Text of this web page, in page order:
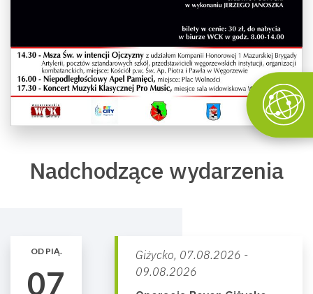
Nadchodzące wydarzenia
OD PIĄ.
07
Giżycko, 07.08.2026 -
09.08.2026